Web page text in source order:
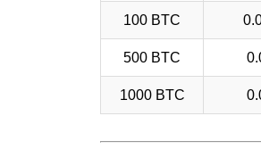
100 BTC
500 BTC
1000 BTC